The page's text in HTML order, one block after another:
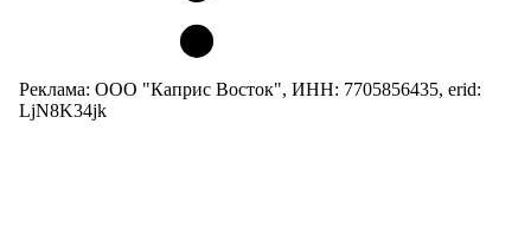
Реклама: ООО "Каприс Восток", ИНН: 7705856435, erid:
LjN8K34jk